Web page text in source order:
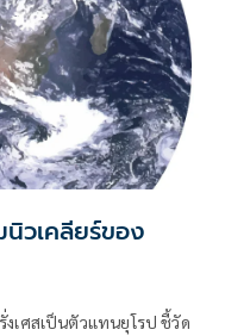
นิวเคลียร์ของ
งเศสเป็นตัวแทนยุโรป ชี้วัด